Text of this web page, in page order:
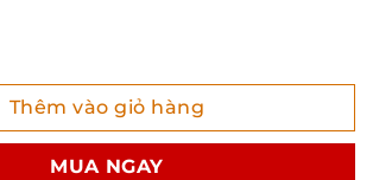
ốp tường TC886 số lượng
Thêm vào giỏ hàng
MUA NGAY